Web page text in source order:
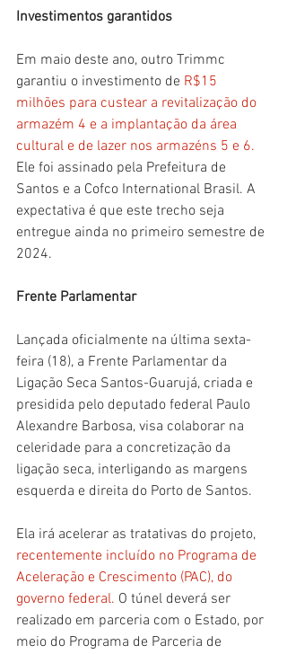
Investimentos garantidos
Em maio deste ano, outro Trimmc
garantiu o investimento de R$15
milhões para custear a revitalização do
armazém 4 e a implantação da área
cultural e de lazer nos armazéns 5 e 6.
Ele foi assinado pela Prefeitura de
Santos e a Cofco International Brasil. A
expectativa é que este trecho seja
entregue ainda no primeiro semestre de
2024.
Frente Parlamentar
Lançada oficialmente na última sexta-
feira (18), a Frente Parlamentar da
Ligação Seca Santos-Guarujá, criada e
presidida pelo deputado federal Paulo
Alexandre Barbosa, visa colaborar na
celeridade para a concretização da
ligação seca, interligando as margens
esquerda e direita do Porto de Santos.
Ela irá acelerar as tratativas do projeto,
recentemente incluído no Programa de
Aceleração e Crescimento (PAC), do
governo federal. O túnel deverá ser
realizado em parceria com o Estado, por
meio do Programa de Parceria de